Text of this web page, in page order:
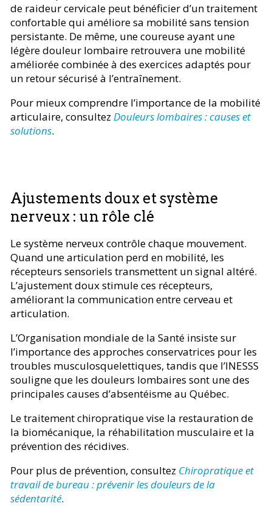
de raideur cervicale peut bénéficier d’un traitement
confortable qui améliore sa mobilité sans tension
persistante. De même, une coureuse ayant une
légère douleur lombaire retrouvera une mobilité
améliorée combinée à des exercices adaptés pour
un retour sécurisé à l’entraînement.
Pour mieux comprendre l’importance de la mobilité
articulaire, consultez Douleurs lombaires : causes et
solutions.
Ajustements doux et système
nerveux : un rôle clé
Le système nerveux contrôle chaque mouvement.
Quand une articulation perd en mobilité, les
récepteurs sensoriels transmettent un signal altéré.
L’ajustement doux stimule ces récepteurs,
améliorant la communication entre cerveau et
articulation.
L’Organisation mondiale de la Santé insiste sur
l’importance des approches conservatrices pour les
troubles musculosquelettiques, tandis que l’INESSS
souligne que les douleurs lombaires sont une des
principales causes d’absentéisme au Québec.
Le traitement chiropratique vise la restauration de
la biomécanique, la réhabilitation musculaire et la
prévention des récidives.
Pour plus de prévention, consultez Chiropratique et
travail de bureau : prévenir les douleurs de la
sédentarité.